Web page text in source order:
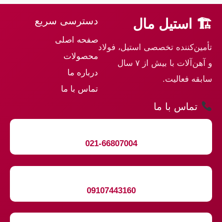
🏗 استیل مال
تأمین‌کننده تخصصی استیل، فولاد
و آهن‌آلات با بیش از ۷ سال
سابقه فعالیت.
دسترسی سریع
صفحه اصلی
محصولات
درباره ما
تماس با ما
تماس با ما
021-66807004
09107443160